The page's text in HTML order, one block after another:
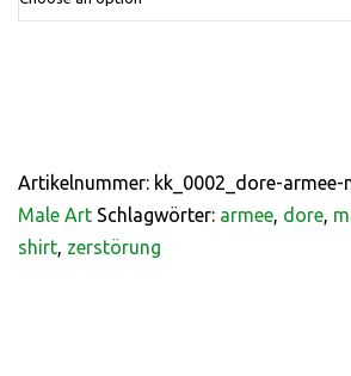
Artikelnummer: kk_0002_dore-armee-
Male Art Schlagwörter: armee, dore,
shirt, zerstörung